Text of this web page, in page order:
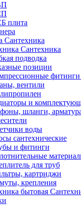
плита
Сантехника
Сантехника
подводка
позиции
вентили
и
шланги,
воды
сантехнические
и фитинги
для труб
картриджи
крепления